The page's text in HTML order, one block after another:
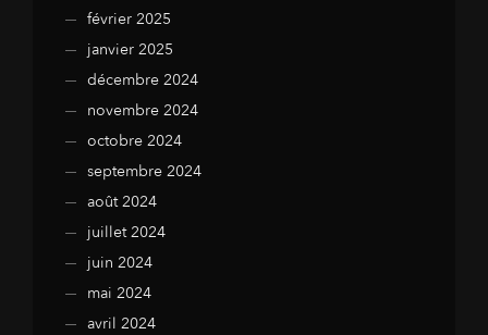
février 2025
janvier 2025
décembre 2024
novembre 2024
octobre 2024
septembre 2024
août 2024
juillet 2024
juin 2024
mai 2024
avril 2024